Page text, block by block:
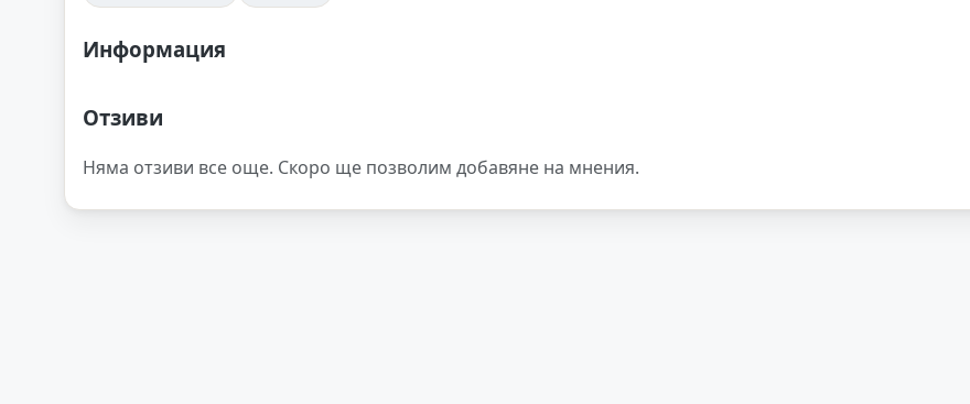
Информация
Отзиви
Няма отзиви все още. Скоро ще позволим добавяне на мнения.